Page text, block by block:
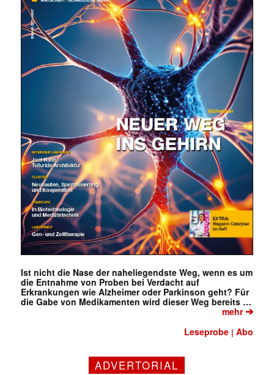
Ist nicht die Nase der naheliegendste Weg, wenn es um
die Entnahme von Proben bei Verdacht auf
Erkrankungen wie Alzheimer oder Parkinson geht? Für
die Gabe von Medikamenten wird dieser Weg bereits …
mehr➔
Leseprobe |Abo
ADVERTORIAL